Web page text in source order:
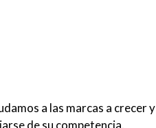
a las marcas a crecer y
de su competencia,